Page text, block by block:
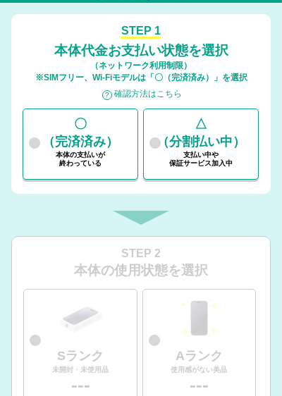
STEP 1
本体代金お支払い状態を選択
（ネットワーク利用制限）
※SIMフリー、Wi-Fiモデルは「〇（完済済み）」を選択
確認方法はこちら
〇
（完済済み）
本体の支払いが
終わっている
△
（分割払い中）
支払い中や
保証サービス加入中
STEP 2
本体の使用状態を選択
Sランク
未開封・未使用品
---
Aランク
使用感がない美品
---